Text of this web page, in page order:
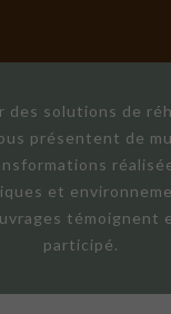
solutions de
présentent de
et
témoignent
participé.